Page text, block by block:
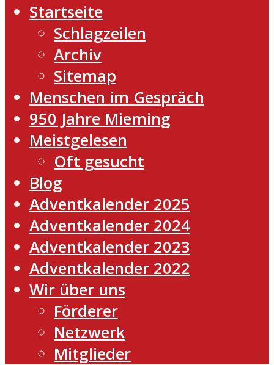
Startseite
Schlagzeilen
Archiv
Sitemap
Menschen im Gespräch
950 Jahre Mieming
Meistgelesen
Oft gesucht
Blog
Adventkalender 2025
Adventkalender 2024
Adventkalender 2023
Adventkalender 2022
Wir über uns
Förderer
Netzwerk
Mitglieder